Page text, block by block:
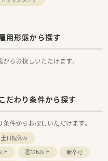
用形態から探す
らお探しいただけます。
だわり条件から探す
件からお探しいただけます。
土日祝休み
上 週32h以上
新卒可